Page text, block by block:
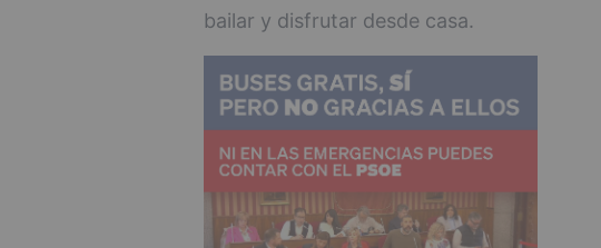
bailar y disfrutar desde casa.